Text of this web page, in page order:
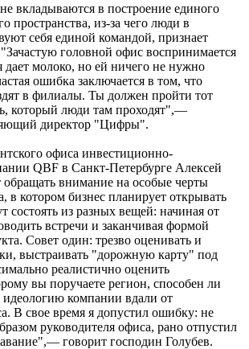
вкладываются в построение единого
пространства, из-за чего люди в
себя единой командой, признает
головной офис воспринимается
дает молоко, но ей ничего не нужно
ошибка заключается в том, что
в филиалы. Ты должен пройти тот
который люди там проходят",—
директор "Цифры".
офиса инвестиционно-
QBF в Санкт-Петербурге Алексей
обращать внимание на особые черты
в котором бизнес планирует открывать
из разных вещей: начиная от
встречи и заканчивая формой
Совет один: трезво оценивать и
выстраивать "дорожную карту" под
реалистично оценить
вы поручаете регион, способен ли
идеологию компании вдали от
В свое время я допустил ошибку: не
руководителя офиса, рано отпустил
говорит господин Голубев.